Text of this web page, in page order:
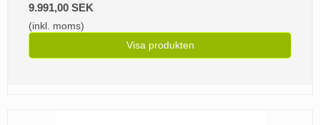
9.991,00 SEK
(inkl. moms)
Visa produkten